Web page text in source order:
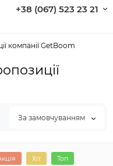
+38 (067) 523 23 21
компанії GetBoom
За замовчуванням
Хіт Топ